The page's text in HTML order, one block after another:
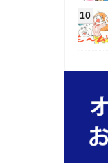
店舗数No.1！掲載物件数